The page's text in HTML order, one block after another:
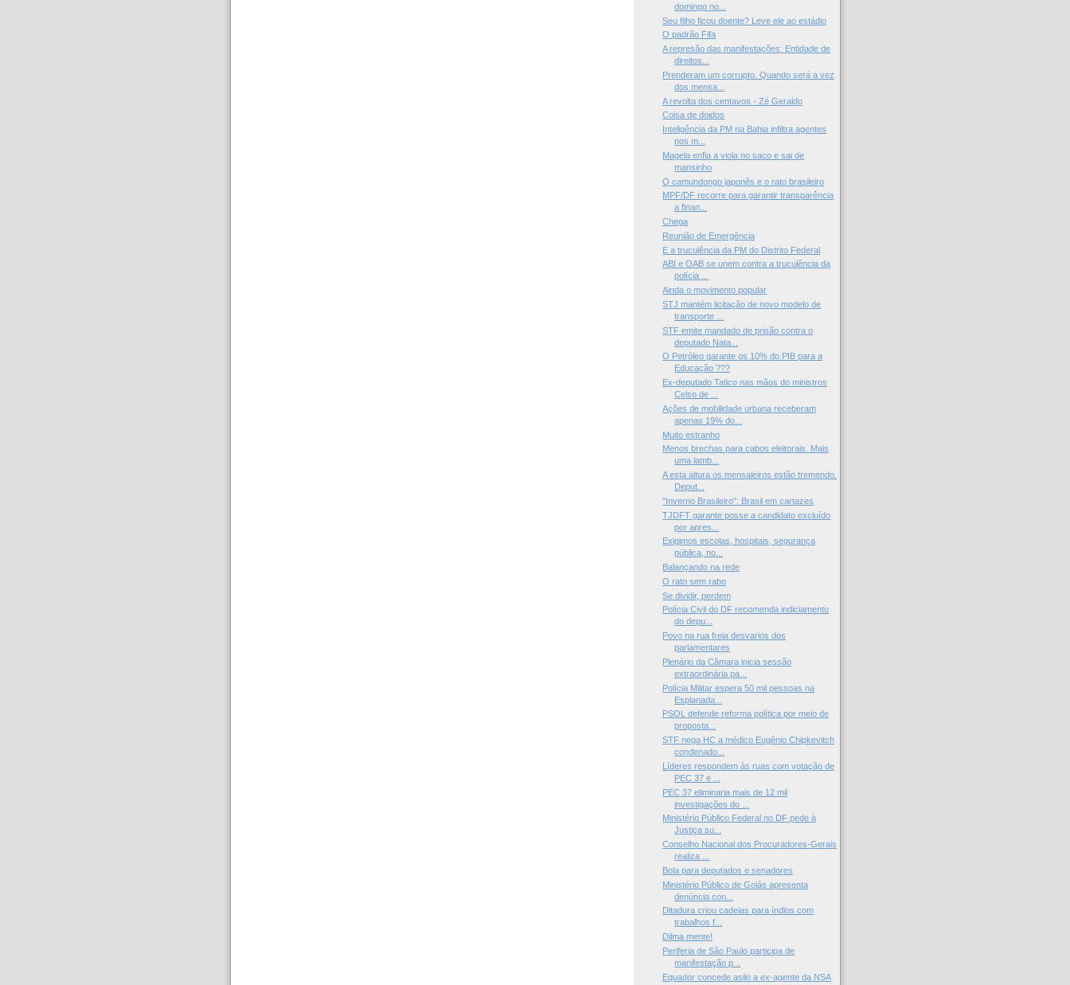
domingo no...
Seu filho ficou doente? Leve ele ao estádio
O padrão Fifa
A represão das manifestações: Entidade de
direitos...
Prenderam um corrupto. Quando será a vez
dos mensa...
A revolta dos centavos - Zé Geraldo
Coisa de doidos
Inteligência da PM na Bahia infiltra agentes
nos m...
Magela enfia a viola no saco e sai de
mansinho
O camundongo japonês e o rato brasileiro
MPF/DF recorre para garantir transparência
a finan...
Chega
Reunião de Emergência
E a truculência da PM do Distrito Federal
ABI e OAB se unem contra a truculência da
polícia ...
Ainda o movimento popular
STJ mantém licitação de novo modelo de
transporte ...
STF emite mandado de prisão contra o
deputado Nata...
O Petróleo garante os 10% do PIB para a
Educação ???
Ex-deputado Tatico nas mãos do ministros
Celso de ...
Ações de mobilidade urbana receberam
apenas 19% do...
Muito estranho
Menos brechas para cabos eleitorais. Mais
uma lamb...
A esta altura os mensaleiros estão tremendo.
Deput...
"Inverno Brasileiro": Brasil em cartazes
TJDFT garante posse a candidato excluído
por apres...
Exigimos escolas, hospitais, segurança
pública, no...
Balançando na rede
O rato sem rabo
Se dividir, perdem
Polícia Civil do DF recomenda indiciamento
do depu...
Povo na rua freia desvarios dos
parlamentares
Plenário da Câmara inicia sessão
extraordinária pa...
Polícia Militar espera 50 mil pessoas na
Esplanada...
PSOL defende reforma política por meio de
proposta...
STF nega HC a médico Eugênio Chipkevitch
condenado...
Líderes respondem às ruas com votação de
PEC 37 e ...
PEC 37 eliminaria mais de 12 mil
investigações do ...
Ministério Público Federal no DF pede à
Justiça su...
Conselho Nacional dos Procuradores-Gerais
realiza ...
Bola para deputados e senadores
Ministério Público de Goiás apresenta
denúncia con...
Ditadura criou cadeias para índios com
trabalhos f...
Dilma mente!
Periferia de São Paulo participa de
manifestação p...
Equador concede asilo a ex-agente da NSA